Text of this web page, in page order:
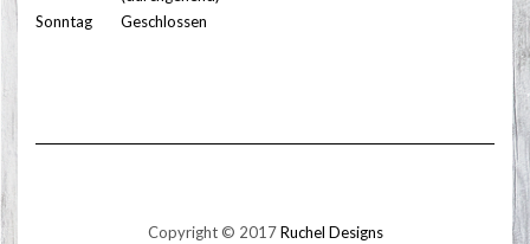
Sonntag
Geschlossen
Copyright © 2017Ruchel Designs